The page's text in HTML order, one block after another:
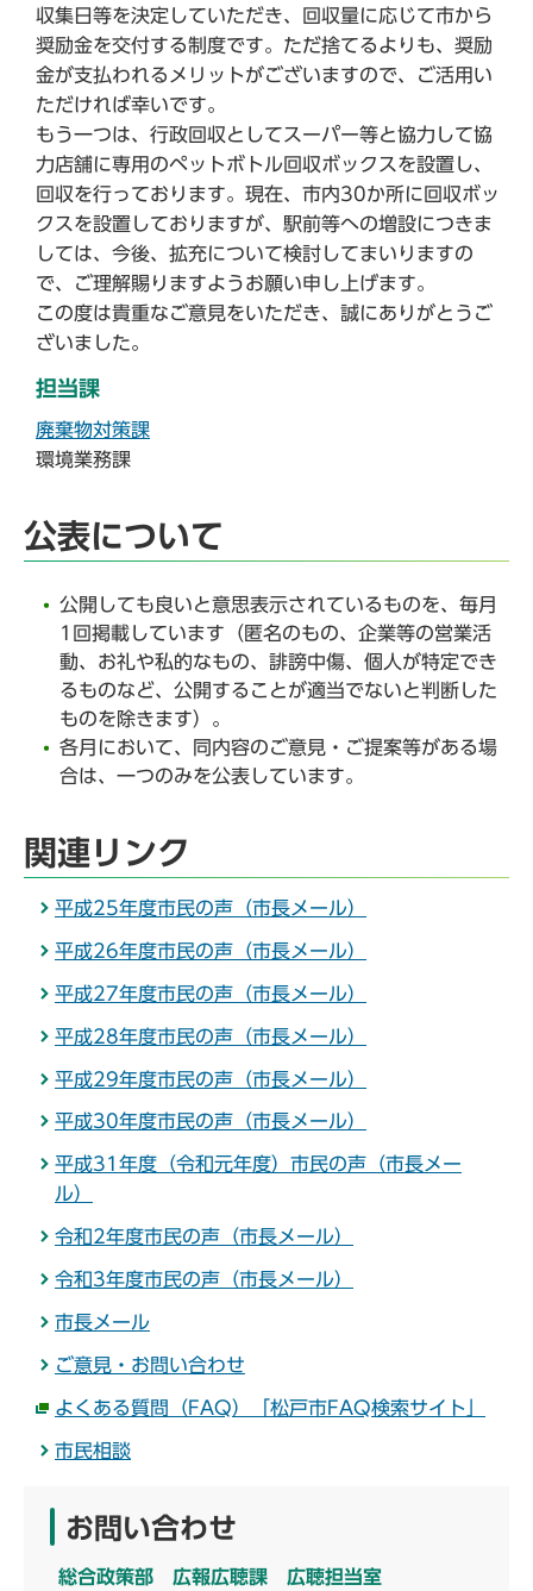
収集日等を決定していただき、回収量に応じて市から
奨励金を交付する制度です。ただ捨てるよりも、奨励
金が支払われるメリットがございますので、ご活用い
ただければ幸いです。
もう一つは、行政回収としてスーパー等と協力して協
力店舗に専用のペットボトル回収ボックスを設置し、
回収を行っております。現在、市内30か所に回収ボッ
クスを設置しておりますが、駅前等への増設につきま
しては、今後、拡充について検討してまいりますの
で、ご理解賜りますようお願い申し上げます。
この度は貴重なご意見をいただき、誠にありがとうご
ざいました。
担当課
廃棄物対策課
環境業務課
公表について
公開しても良いと意思表示されているものを、毎月
1回掲載しています（匿名のもの、企業等の営業活
動、お礼や私的なもの、誹謗中傷、個人が特定でき
るものなど、公開することが適当でないと判断した
ものを除きます）。
各月において、同内容のご意見・ご提案等がある場
合は、一つのみを公表しています。
関連リンク
平成25年度市民の声（市長メール）
平成26年度市民の声（市長メール）
平成27年度市民の声（市長メール）
平成28年度市民の声（市長メール）
平成29年度市民の声（市長メール）
平成30年度市民の声（市長メール）
平成31年度（令和元年度）市民の声（市長メー
ル）
令和2年度市民の声（市長メール）
令和3年度市民の声（市長メール）
市長メール
ご意見・お問い合わせ
よくある質問（FAQ）「松戸市FAQ検索サイト」
市民相談
お問い合わせ
総合政策部 広報広聴課 広聴担当室